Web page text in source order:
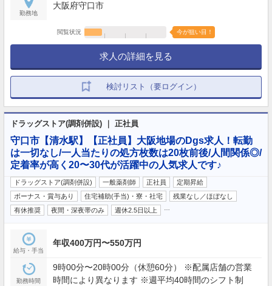
勤務地
大阪府守口市
閲覧状況 今が狙い目！
求人の詳細を見る
検討リスト（要ログイン）
ドラッグストア(調剤併設) ｜ 正社員
守口市【清水駅】【正社員】大阪地場のDgs求人！転勤
は一切なし/一人当たりの処方枚数は20枚前後/人間関係◎/
定着率が高く20〜30代が活躍中の人気求人です♪
ドラッグストア(調剤併設) 一般薬剤師 正社員
定期昇給
ボーナス・賞与あり
住宅補助(手当)・寮・社宅
残業なし／ほぼなし
有休推奨
夜間・深夜帯のみ 週休2.5日以上
給与・手当
年収400万円〜550万円
勤務時間
9時00分〜20時00分（休憩60分） ※配属店舗の営業
時間により異なります ※週平均40時間のシフト制